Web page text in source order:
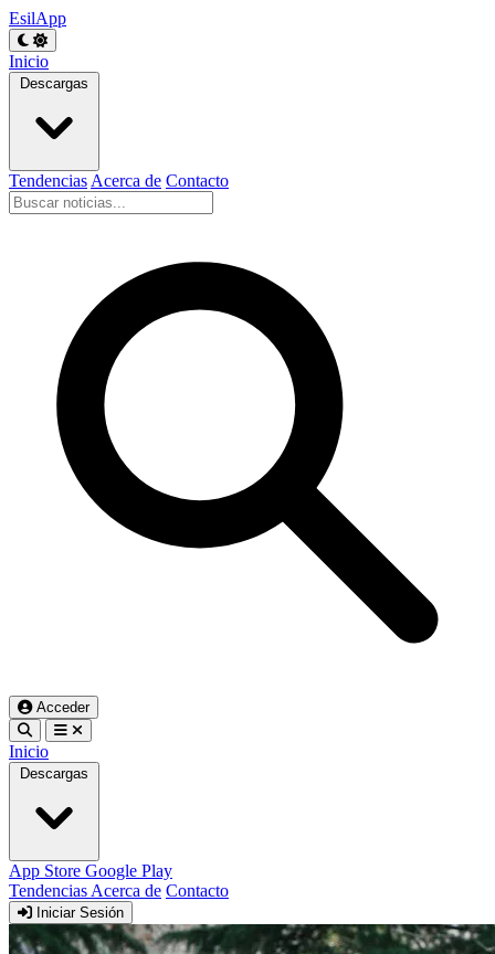
EsilApp
Inicio
Descargas
Tendencias Acerca de Contacto
Acceder
Inicio
Descargas
App Store Google Play
Tendencias Acerca de Contacto
Iniciar Sesión